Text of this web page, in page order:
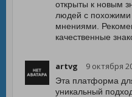
открыты к новым
людей с похожими
мнениями.
качественные
artvg 9 октября
Эта платформа
уникальный